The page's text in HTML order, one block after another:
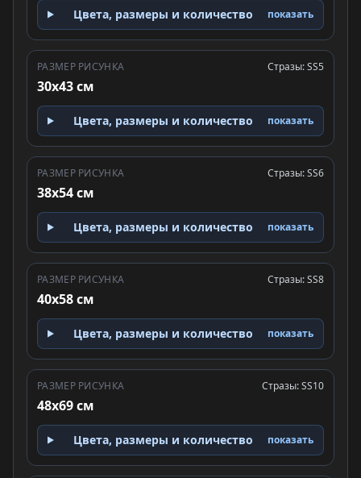
Цвета, размеры и количество показать
РАЗМЕР РИСУНКА
30x43 см
Стразы: SS5
Цвета, размеры и количество показать
РАЗМЕР РИСУНКА
38x54 см
Стразы: SS6
Цвета, размеры и количество показать
РАЗМЕР РИСУНКА
40x58 см
Стразы: SS8
Цвета, размеры и количество показать
РАЗМЕР РИСУНКА
48x69 см
Стразы: SS10
Цвета, размеры и количество показать